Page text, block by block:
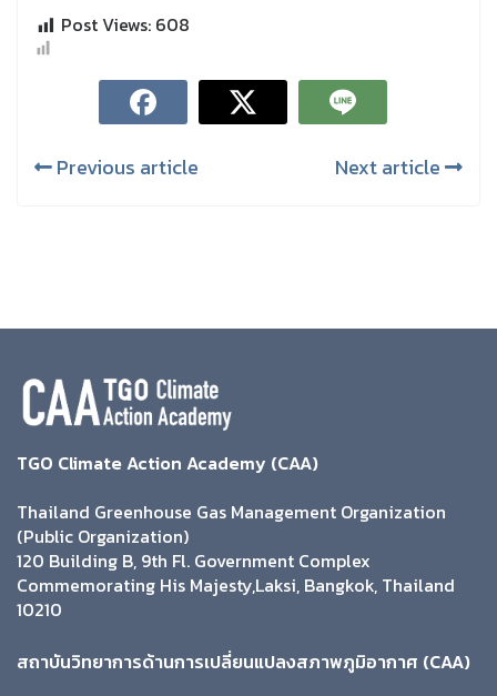
Post Views: 608
Previous article Next article
TGO Climate Action Academy (CAA)
Thailand Greenhouse Gas Management Organization
(Public Organization)
120 Building B, 9th Fl. Government Complex
Commemorating His Majesty,Laksi, Bangkok, Thailand
10210
สถาบันวิทยาการด้านการเปลี่ยนแปลงสภาพภูมิอากาศ (CAA)